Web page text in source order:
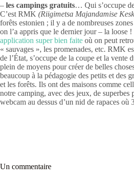
– les campings gratuits… Qui s’occupe
C’est RMK (Riigimetsa Majandamise
forêts estonien ; il y a de nombreuses
on l’a appris que le dernier jour – la loose !
application super bien faite où on peut
« sauvages », les promenades, etc. RMK
de l’État, s’occupe de la coupe et la vente
plein de moyens pour créer de belles
beaucoup à la pédagogie des petits et des
et les forêts. Ils ont des maisons comme
notre camping, avec des jeux, de
webcam au dessus d’un nid de rapaces où
Un commentaire